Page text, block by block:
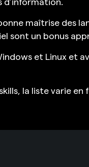
maîtrise des
sont un bonus
et Linux et
la liste varie en